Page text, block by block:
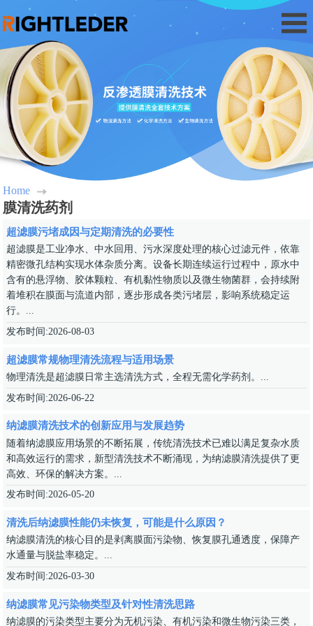
Home
膜清洗药剂
超滤膜污堵成因与定期清洗的必要性
超滤膜是工业净水、中水回用、污水深度处理的核心过滤元件，依靠
精密微孔结构实现水体杂质分离。设备长期连续运行过程中，原水中
含有的悬浮物、胶体颗粒、有机黏性物质以及微生物菌群，会持续附
着堆积在膜面与流道内部，逐步形成各类污堵层，影响系统稳定运
行。...
发布时间:2026-08-03
超滤膜常规物理清洗流程与适用场景
物理清洗是超滤膜日常主选清洗方式，全程无需化学药剂。...
发布时间:2026-06-22
纳滤膜清洗技术的创新应用与发展趋势
随着纳滤膜应用场景的不断拓展，传统清洗技术已难以满足复杂水质
和高效运行的需求，新型清洗技术不断涌现，为纳滤膜清洗提供了更
高效、环保的解决方案。...
发布时间:2026-05-20
清洗后纳滤膜性能仍未恢复，可能是什么原因？
纳滤膜清洗的核心目的是剥离膜面污染物、恢复膜孔通透度，保障产
水通量与脱盐率稳定。...
发布时间:2026-03-30
纳滤膜常见污染物类型及针对性清洗思路
纳滤膜的污染类型主要分为无机污染、有机污染和微生物污染三类，